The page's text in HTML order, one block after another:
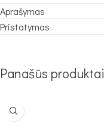
Aprašymas
Pristatymas
Panašūs produktai